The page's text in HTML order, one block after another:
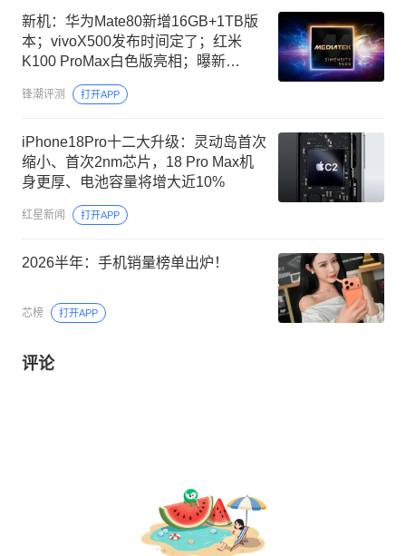
新机：华为Mate80新增16GB+1TB版
本；vivoX500发布时间定了；红米
K100 ProMax白色版亮相；曝新
iPhone量产遇难题
锋潮评测 打开APP
iPhone18Pro十二大升级：灵动岛首次
缩小、首次2nm芯片，18 Pro Max机
身更厚、电池容量将增大近10%
红星新闻 打开APP
2026半年：手机销量榜单出炉！
芯榜 打开APP
评论